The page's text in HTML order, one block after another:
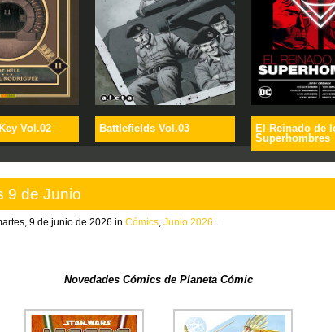
Vol.02 Battlefields Vol.03
El Reinado de
Superhombres
9 de Junio
9 de junio de 2026 in Cómics Junio 2026
Novedades Cómics de Planeta Cómic